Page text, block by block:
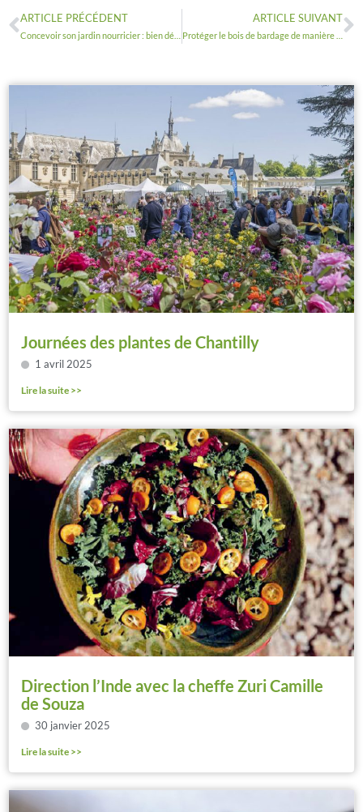
ARTICLE PRÉCÉDENT ARTICLE SUIVANT
Journées des plantes de Chantilly
1 avril 2025
Lire la suite >>
Direction l’Inde avec la cheffe Zuri Camille
de Souza
30 janvier 2025
Lire la suite >>